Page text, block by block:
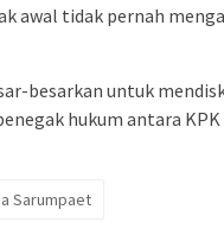
awal tidak pernah
besarkan untuk
hukum antara KPK
Sarumpaet